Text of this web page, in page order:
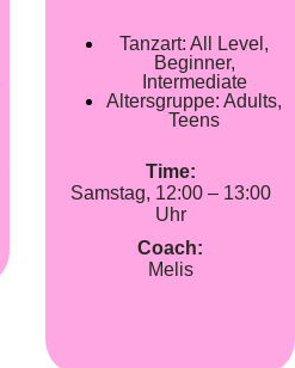
Tanzart: All Level ,
Beginner,
Intermediate
Altersgruppe: Adults,
Teens
Time:
Samstag, 12:00 – 13:00
Uhr
Coach:
Melis